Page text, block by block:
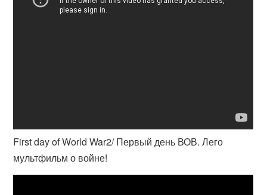
First day of World War2/ Первый день ВОВ. Лего
мультфильм о войне!